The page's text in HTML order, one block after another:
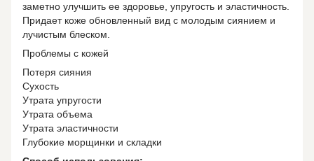
заметно улучшить ее здоровье, упругость и эластичность.
Придает коже обновленный вид с молодым сиянием и
лучистым блеском.
Проблемы с кожей
Потеря сияния
Сухость
Утрата упругости
Утрата объема
Утрата эластичности
Глубокие морщинки и складки